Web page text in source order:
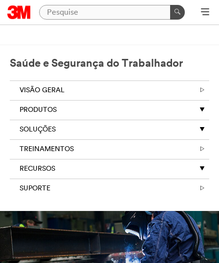
Saúde e Segurança do Trabalhador
VISÃO GERAL
PRODUTOS
SOLUÇÕES
TREINAMENTOS
RECURSOS
SUPORTE